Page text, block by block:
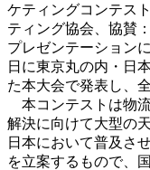
ケティングコンテス
ティング協会、協賛
プレゼンテーション
日に東京丸の内・日
た本大会で発表し、
本コンテストは物
解決に向けて大型の
日本において普及さ
を立案するもので、